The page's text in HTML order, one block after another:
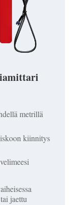
metrillä
kiinnitys
jaettu